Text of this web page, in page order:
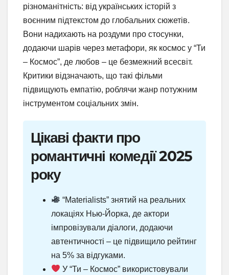
різноманітність: від українських історій з
воєнним підтекстом до глобальних сюжетів.
Вони надихають на роздуми про стосунки,
додаючи шарів через метафори, як космос у “Ти
– Космос”, де любов – це безмежний всесвіт.
Критики відзначають, що такі фільми
підвищують емпатію, роблячи жанр потужним
інструментом соціальних змін.
Цікаві факти про
романтичні комедії 2025
року
“Materialists” знятий на реальних
локаціях Нью-Йорка, де актори
імпровізували діалоги, додаючи
автентичності – це підвищило рейтинг
на 5% за відгуками.
У “Ти – Космос” використовували